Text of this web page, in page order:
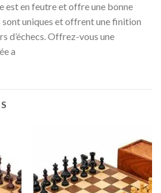
est en feutre et offre une bonne
sont uniques et offrent une finition
d’échecs. Offrez-vous une
a